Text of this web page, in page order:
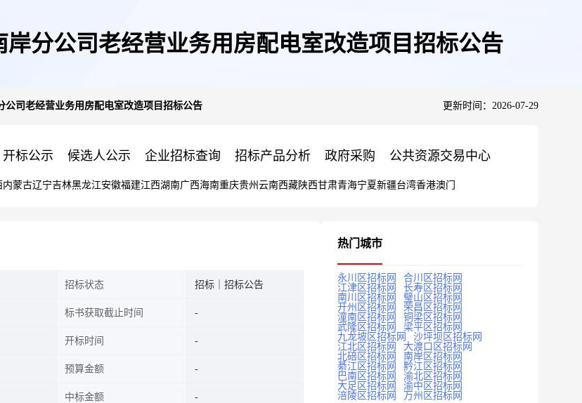
分公司老经营业务用房配电室改造项目招标公告
公司老经营业务用房配电室改造项目招标公告 更新时间：2026-07-29
开标公示 候选人公示 企业招标查询 招标产品分析 政府采购 公共资源交易中心
内蒙古辽宁吉林黑龙江安徽福建江西湖南广西海南重庆贵州 云南西藏陕西甘肃青海宁夏新疆台湾香港澳门
招标状态 招标｜招标公告
标书获取截止时间
开标时间
预算金额
中标金额
热门城市
永川区招标网
合川区招标网
江津区招标网
长寿区招标网
南川区招标网
璧山区招标网
开州区招标网
荣昌区招标网
潼南区招标网
铜梁区招标网
武隆区招标网
梁平区招标网
九龙坡区招标网
沙坪坝区招标网
江北区招标网
大渡口区招标网
北碚区招标网
南岸区招标网
綦江区招标网
黔江区招标网
巴南区招标网
渝北区招标网
大足区招标网
渝中区招标网
涪陵区招标网
万州区招标网